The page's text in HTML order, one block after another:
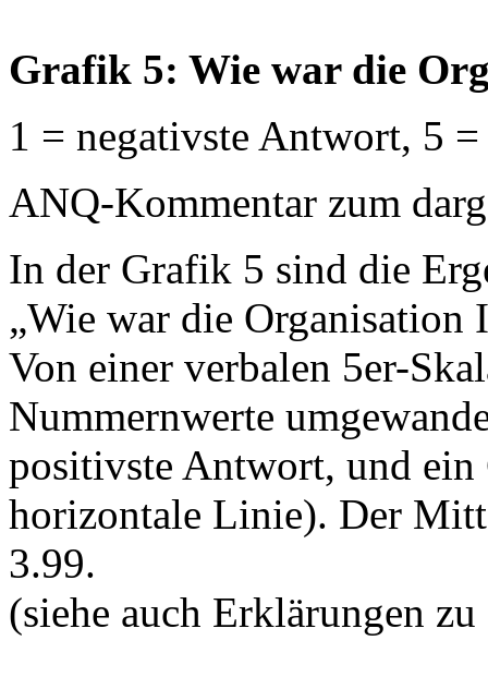
Grafik 5: Wie war die
1 = negativste Antwort, 5
ANQ-Kommentar zum
In der Grafik 5 sind die
„Wie war die Organisation
Von einer verbalen 5er-
Nummernwerte
positivste Antwort, und ein
horizontale Linie). Der
3.99.
(siehe auch Erklärungen